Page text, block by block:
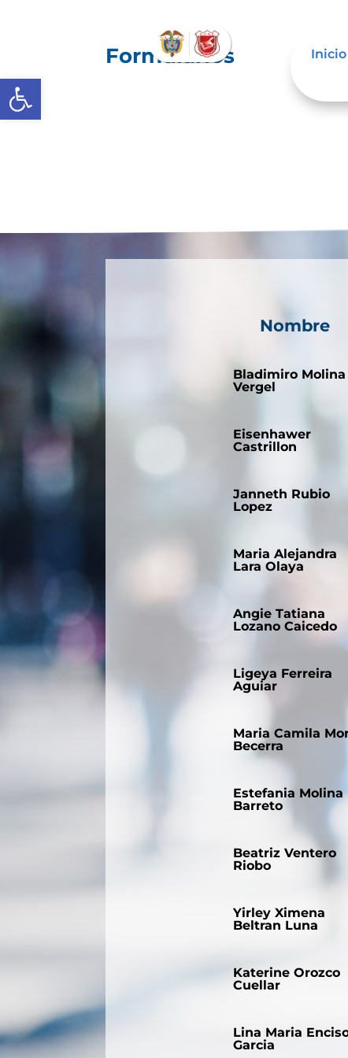
Abrir barra de herramientas
Inicio
Formularios
Nombre
Bladimiro Molina
Vergel
Eisenhawer
Castrillon
Janneth Rubio
Lopez
Maria Alejandra
Lara Olaya
Angie Tatiana
Lozano Caicedo
Ligeya Ferreira
Aguiar
Maria Camila
Becerra
Estefania Molina
Barreto
Beatriz Ventero
Riobo
Yirley Ximena
Beltran Luna
Katerine Orozco
Cuellar
Lina Maria
Garcia